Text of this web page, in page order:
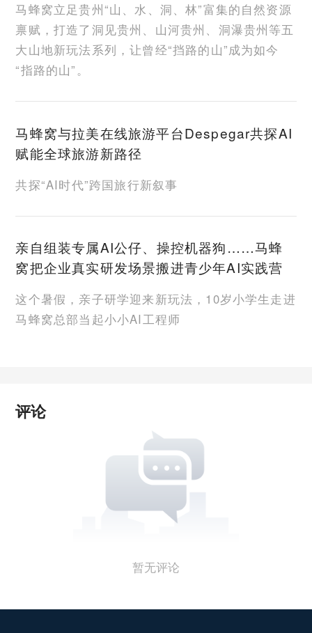
马蜂窝立足贵州“山、水、洞、林”富集的自然资源
禀赋，打造了洞见贵州、山河贵州、洞瀑贵州等五
大山地新玩法系列，让曾经“挡路的山”成为如今
“指路的山”。
马蜂窝与拉美在线旅游平台Despegar共探AI
赋能全球旅游新路径
共探“AI时代”跨国旅行新叙事
亲自组装专属AI公仔、操控机器狗……马蜂
窝把企业真实研发场景搬进青少年AI实践营
这个暑假，亲子研学迎来新玩法，10岁小学生走进
马蜂窝总部当起小小AI工程师
评论
暂无评论